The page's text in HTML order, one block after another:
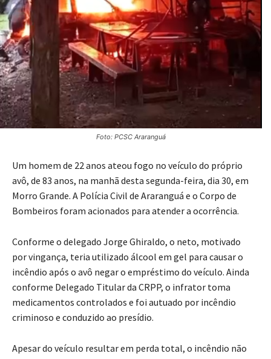
Foto: PCSC Araranguá
Um homem de 22 anos ateou fogo no veículo do próprio
avô, de 83 anos, na manhã desta segunda-feira, dia 30, em
Morro Grande. A Polícia Civil de Araranguá e o Corpo de
Bombeiros foram acionados para atender a ocorrência.
Conforme o delegado Jorge Ghiraldo, o neto, motivado
por vingança, teria utilizado álcool em gel para causar o
incêndio após o avô negar o empréstimo do veículo. Ainda
conforme Delegado Titular da CRPP, o infrator toma
medicamentos controlados e foi autuado por incêndio
criminoso e conduzido ao presídio.
Apesar do veículo resultar em perda total, o incêndio não